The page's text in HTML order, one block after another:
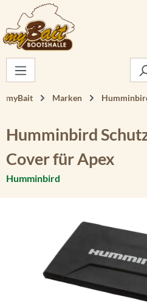
Zum Hauptinhalt springen
myBait Marken
Humminbird
Cover für Apex
Humminbird